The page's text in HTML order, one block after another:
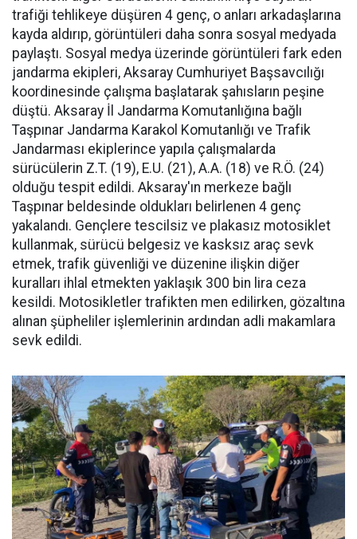
trafiği tehlikeye düşüren 4 genç, o anları arkadaşlarına
kayda aldırıp, görüntüleri daha sonra sosyal medyada
paylaştı. Sosyal medya üzerinde görüntüleri fark eden
jandarma ekipleri, Aksaray Cumhuriyet Başsavcılığı
koordinesinde çalışma başlatarak şahısların peşine
düştü. Aksaray İl Jandarma Komutanlığına bağlı
Taşpınar Jandarma Karakol Komutanlığı ve Trafik
Jandarması ekiplerince yapıla çalışmalarda
sürücülerin Z.T. (19), E.U. (21), A.A. (18) ve R.Ö. (24)
olduğu tespit edildi. Aksaray'ın merkeze bağlı
Taşpınar beldesinde oldukları belirlenen 4 genç
yakalandı. Gençlere tescilsiz ve plakasız motosiklet
kullanmak, sürücü belgesiz ve kasksız araç sevk
etmek, trafik güvenliği ve düzenine ilişkin diğer
kuralları ihlal etmekten yaklaşık 300 bin lira ceza
kesildi. Motosikletler trafikten men edilirken, gözaltına
alınan şüpheliler işlemlerinin ardından adli makamlara
sevk edildi.